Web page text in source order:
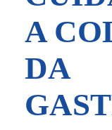
A
DA